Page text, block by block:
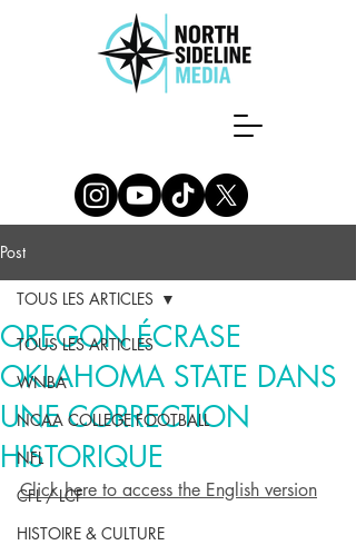
Post
TOUS LES ARTICLES
WNBA
NCAA COLLEGE FOOTBALL
NFL
CFL / LCF
HISTOIRE & CULTURE
TOUS LES ARTICLES
OREGON ÉCRASE
OKLAHOMA STATE DANS
UNE CORRECTION
HISTORIQUE
Click here to access the English version